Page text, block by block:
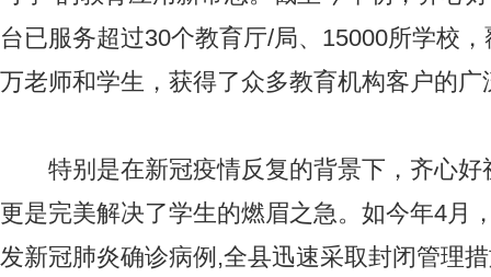
台已服务超过30个教育厅/局、15000所学校
万老师和学生，获得了众多教育机构客户的广
特别是在新冠疫情反复的背景下，齐心好
更是完美解决了学生的燃眉之急。如今年4月
发新冠肺炎确诊病例,全县迅速采取封闭管理